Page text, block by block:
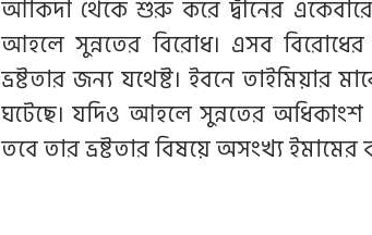
আকিদা থেকে শুরু করে দ্বীনের
আহলে সুন্নতের বিরোধ। এসব
ভ্রষ্টতার জন্য যথেষ্ট। ইবনে
ঘটেছে। যদিও আহলে সুন্নতের
তবে তার ভ্রষ্টতার বিষয়ে অসংখ্য ইমামের